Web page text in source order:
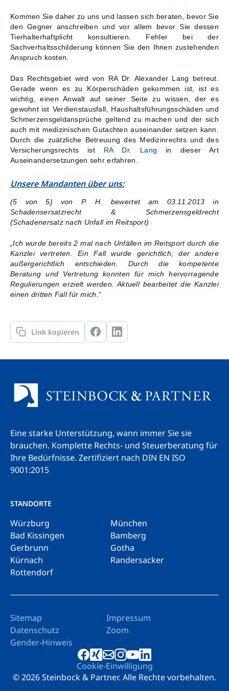
Kommen Sie daher zu uns und lassen sich beraten, bevor Sie
den Gegner anschreiben und vor allem bevor Sie dessen
Tierhalterhaftplicht konsultieren. Fehler bei der
Sachverhaltsschilderung können Sie den Ihnen zustehenden
Anspruch kosten.
Das Rechtsgebiet wird von RA Dr. Alexander Lang betreut.
Gerade wenn es zu Körperschäden gekommen ist, ist es
wichtig, einen Anwalt auf seiner Seite zu wissen, der es
gewohnt ist Verdienstausfall, Haushaltsführungsschäden und
Schmerzensgeldansprüche geltend zu machen und der sich
auch mit medizinischen Gutachten auseinander setzen kann.
Durch die zuätzliche Betreuung des Medizinrechts und des
Versicherungsrechts ist RA Dr. Lang in dieser Art
Auseinandersetzungen sehr erfahren.
Unsere Mandanten über uns:
(5 von 5) von P. H. bewertet am 03.11.2013 in
Schadensersatzrecht & Schmerzensgeldrecht
(Schadenersatz nach Unfall im Reitsport)
„Ich wurde bereits 2 mal nach Unfällen im Reitsport durch die
Kanzlei vertreten. Ein Fall wurde gerichtlich, der andere
außergerichtlich entschieden. Durch die kompetente
Beratung und Vertretung konnten für mich hervorragende
Regulierungen erzielt werden. Aktuell bearbeitet die Kanzlei
einen dritten Fall für mich.“
Link kopieren
Eine starke Unterstützung, wann immer Sie sie
brauchen. Komplette Rechts- und Steuerberatung für
Ihre Bedürfnisse. Zertifiziert nach DIN EN ISO
9001:2015
STANDORTE
Würzburg
München
Bad Kissingen
Bamberg
Gerbrunn
Gotha
Kürnach
Randersacker
Rottendorf
Sitemap
Impressum
Datenschutz
Zoom
Gender-Hinweis
© 2026 Steinbock & Partner. Alle Rechte vorbehalten.
Cookie-Einwilligung